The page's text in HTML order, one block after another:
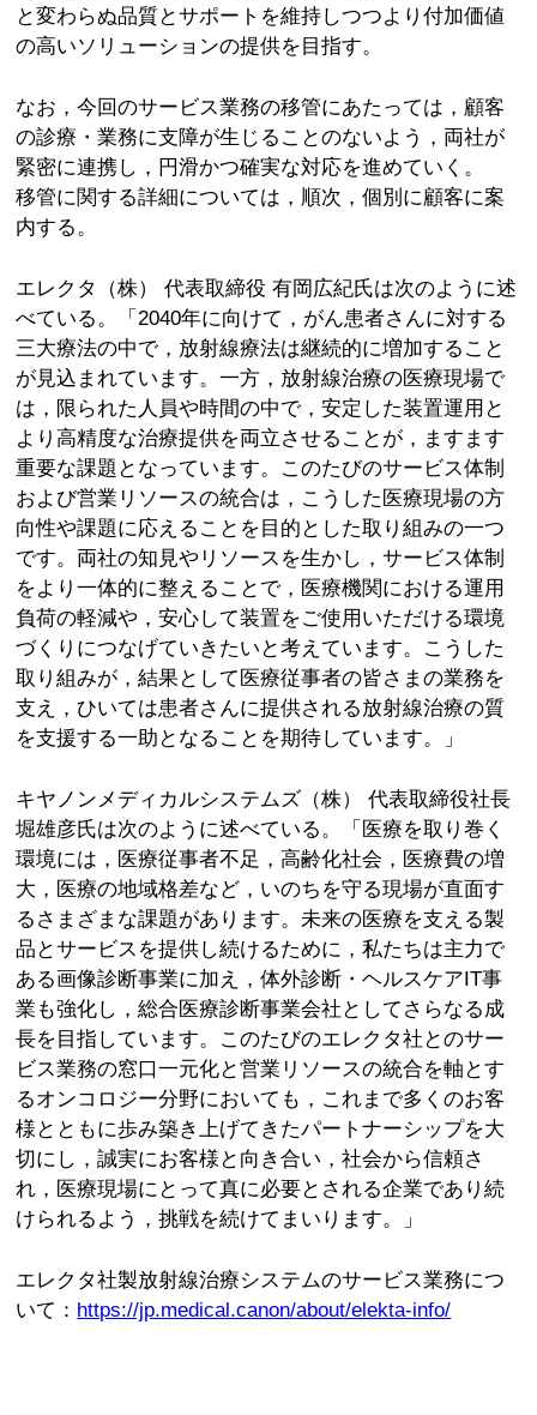
と変わらぬ品質とサポートを維持しつつより付加価値
の高いソリューションの提供を目指す。
なお，今回のサービス業務の移管にあたっては，顧客
の診療・業務に支障が生じることのないよう，両社が
緊密に連携し，円滑かつ確実な対応を進めていく。
移管に関する詳細については，順次，個別に顧客に案
内する。
エレクタ（株） 代表取締役 有岡広紀氏は次のように述
べている。「2040年に向けて，がん患者さんに対する
三大療法の中で，放射線療法は継続的に増加すること
が見込まれています。一方，放射線治療の医療現場で
は，限られた人員や時間の中で，安定した装置運用と
より高精度な治療提供を両立させることが，ますます
重要な課題となっています。このたびのサービス体制
および営業リソースの統合は，こうした医療現場の方
向性や課題に応えることを目的とした取り組みの一つ
です。両社の知見やリソースを生かし，サービス体制
をより一体的に整えることで，医療機関における運用
負荷の軽減や，安心して装置をご使用いただける環境
づくりにつなげていきたいと考えています。こうした
取り組みが，結果として医療従事者の皆さまの業務を
支え，ひいては患者さんに提供される放射線治療の質
を支援する一助となることを期待しています。」
キヤノンメディカルシステムズ（株） 代表取締役社長
堀雄彦氏は次のように述べている。「医療を取り巻く
環境には，医療従事者不足，高齢化社会，医療費の増
大，医療の地域格差など，いのちを守る現場が直面す
るさまざまな課題があります。未来の医療を支える製
品とサービスを提供し続けるために，私たちは主力で
ある画像診断事業に加え，体外診断・ヘルスケアIT事
業も強化し，総合医療診断事業会社としてさらなる成
長を目指しています。このたびのエレクタ社とのサー
ビス業務の窓口一元化と営業リソースの統合を軸とす
るオンコロジー分野においても，これまで多くのお客
様とともに歩み築き上げてきたパートナーシップを大
切にし，誠実にお客様と向き合い，社会から信頼さ
れ，医療現場にとって真に必要とされる企業であり続
けられるよう，挑戦を続けてまいります。」
エレクタ社製放射線治療システムのサービス業務につ
いて： https://jp.medical.canon/about/elekta-info/